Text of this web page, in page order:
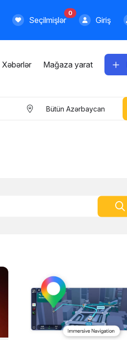
Seçilmişlər
0
Giriş
Xəbərlər Mağaza yarat
Bütün Azərbaycan